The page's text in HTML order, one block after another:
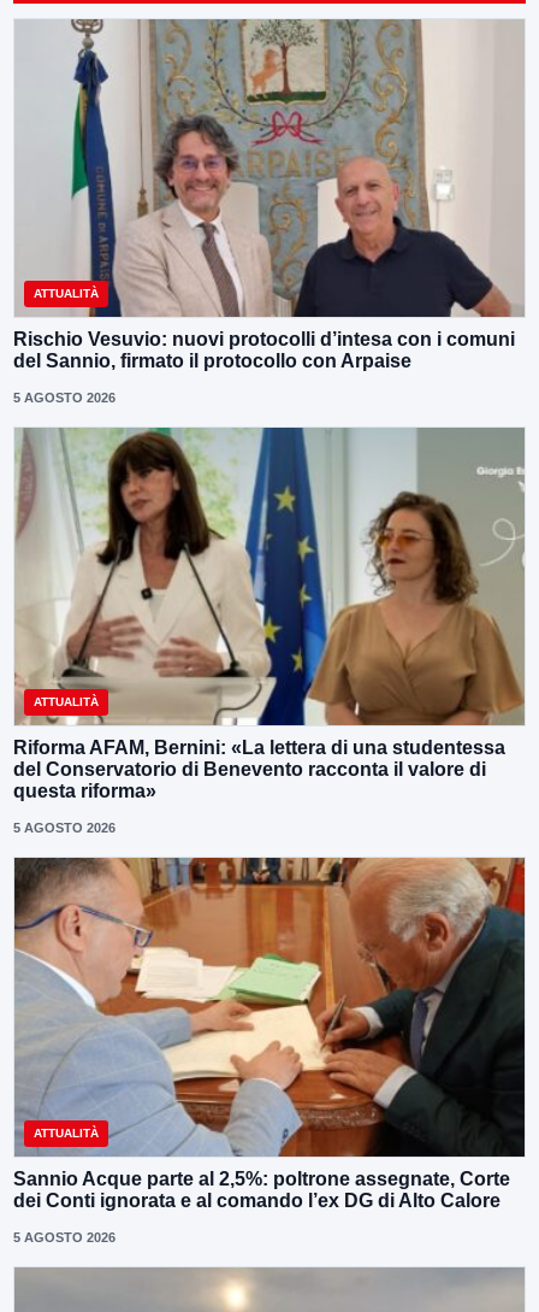
ATTUALITÀ
Rischio Vesuvio: nuovi protocolli d’intesa con i comuni
del Sannio, firmato il protocollo con Arpaise
5 AGOSTO 2026
ATTUALITÀ
Riforma AFAM, Bernini: «La lettera di una studentessa
del Conservatorio di Benevento racconta il valore di
questa riforma»
5 AGOSTO 2026
ATTUALITÀ
Sannio Acque parte al 2,5%: poltrone assegnate, Corte
dei Conti ignorata e al comando l’ex DG di Alto Calore
5 AGOSTO 2026